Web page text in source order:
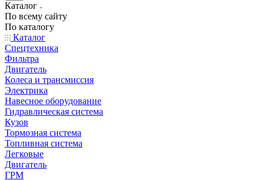
Каталог
По всему сайту
По каталогу
Каталог
Спецтехника
Фильтра
Двигатель
Колеса и трансмиссия
Электрика
Навесное оборудование
Гидравлическая система
Кузов
Тормозная система
Топливная система
Легковые
Двигатель
ГРМ